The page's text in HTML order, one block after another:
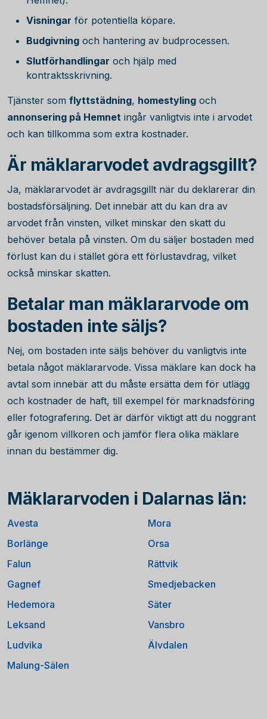
Visningar för potentiella köpare.
Budgivning och hantering av budprocessen.
Slutförhandlingar och hjälp med
kontraktsskrivning.
Tjänster som flyttstädning, homestyling och
annonsering på Hemnet ingår vanligtvis inte i arvodet
och kan tillkomma som extra kostnader.
Är mäklararvodet avdragsgillt?
Ja, mäklararvodet är avdragsgillt när du deklarerar din
bostadsförsäljning. Det innebär att du kan dra av
arvodet från vinsten, vilket minskar den skatt du
behöver betala på vinsten. Om du säljer bostaden med
förlust kan du i stället göra ett förlustavdrag, vilket
också minskar skatten.
Betalar man mäklararvode om
bostaden inte säljs?
Nej, om bostaden inte säljs behöver du vanligtvis inte
betala något mäklararvode. Vissa mäklare kan dock ha
avtal som innebär att du måste ersätta dem för utlägg
och kostnader de haft, till exempel för marknadsföring
eller fotografering. Det är därför viktigt att du noggrant
går igenom villkoren och jämför flera olika mäklare
innan du bestämmer dig.
Mäklararvoden i Dalarnas län:
Avesta
Borlänge
Falun
Gagnef
Hedemora
Leksand
Ludvika
Malung-Sälen
Mora
Orsa
Rättvik
Smedjebacken
Säter
Vansbro
Älvdalen